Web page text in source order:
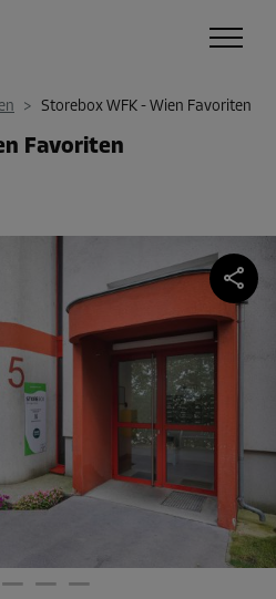
> Storebox WFK - Wien Favoriten
Favoriten